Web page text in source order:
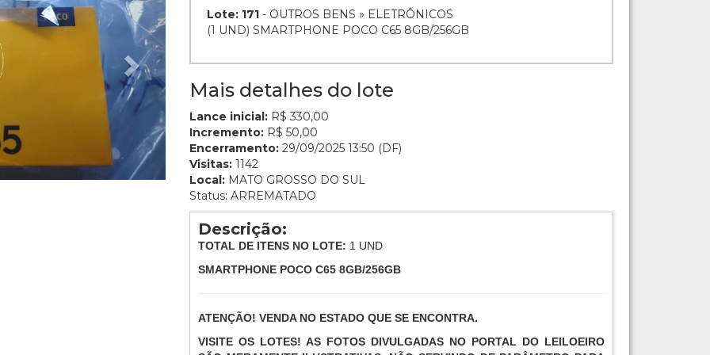
Lote: 171 - OUTROS BENS » ELETRÔNICOS
(1 UND) SMARTPHONE POCO C65 8GB/256GB
Mais detalhes do lote
Lance inicial: R$ 330,00
Incremento: R$ 50,00
Encerramento: 29/09/2025 13:50 (DF)
Visitas: 1142
Local: MATO GROSSO DO SUL
Status: ARREMATADO
Descrição:
TOTAL DE ITENS NO LOTE: 1 UND
SMARTPHONE POCO C65 8GB/256GB
ATENÇÃO! VENDA NO ESTADO QUE SE ENCONTRA.
VISITE OS LOTES! AS FOTOS DIVULGADAS NO PORTAL DO LEILOEIRO